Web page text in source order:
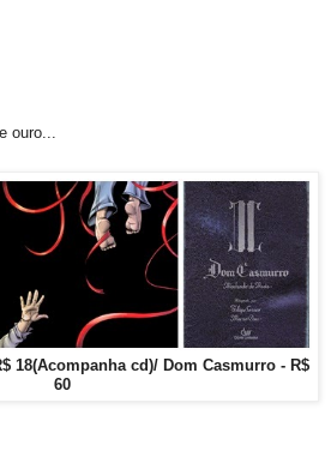
ouro...
18(Acompanha cd)/ Dom Casmurro - R$
60